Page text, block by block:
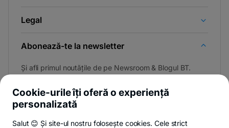
Legal
Abonează-te la newsletter
Și afli primul noutățile de pe Newsroom & Blogul BT.
Cookie-urile îți oferă o experiență
personalizată
Salut 😊 Și site-ul nostru folosește cookies. Cele strict